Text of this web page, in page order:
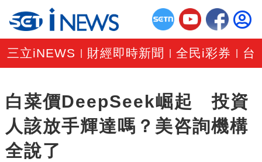
三立iNEWS 財經即時新聞 |全民i彩券 台
白菜價DeepSeek崛起 投資
人該放手輝達嗎？美咨詢機構
全說了